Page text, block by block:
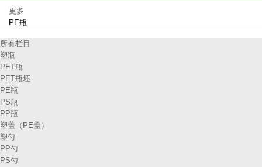
更多
PE瓶
所有栏目
塑瓶
PET瓶
PET瓶坯
PE瓶
PS瓶
PP瓶
塑盖（PE盖）
塑勺
PP勺
PS勺